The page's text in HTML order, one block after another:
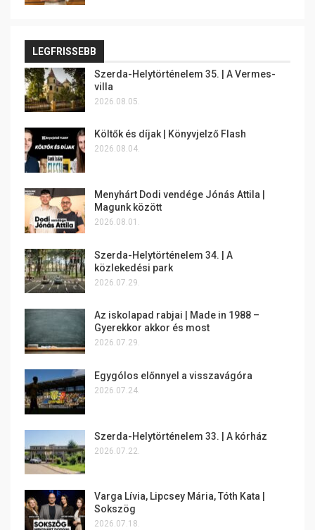
LEGFRISSEBB
Szerda-Helytörténelem 35. | A Vermes-
villa
2026.08.05.
Költők és díjak | Könyvjelző Flash
2026.08.04.
Menyhárt Dodi vendége Jónás Attila |
Magunk között
2026.08.01.
Szerda-Helytörténelem 34. | A
közlekedési park
2026.07.29.
Az iskolapad rabjai | Made in 1988 –
Gyerekkor akkor és most
2026.07.29.
Egygólos előnnyel a visszavágóra
2026.07.24.
Szerda-Helytörténelem 33. | A kórház
2026.07.22.
Varga Lívia, Lipcsey Mária, Tóth Kata |
Sokszög
2026.07.18.